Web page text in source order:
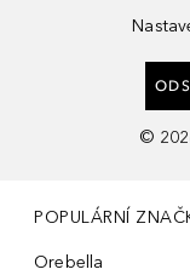
©
POPULÁRNÍ
Orebella